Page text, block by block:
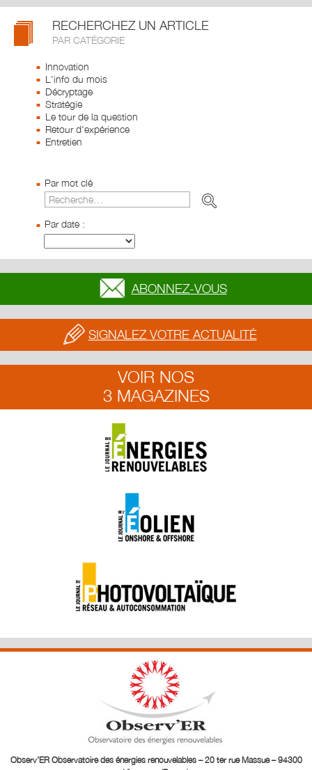
RECHERCHEZ UN ARTICLE
PAR CATÉGORIE
Innovation
L'info du mois
Décryptage
Stratégie
Le tour de la question
Retour d'expérience
Entretien
Par mot clé
Par date :
ABONNEZ-VOUS
SIGNALEZ VOTRE ACTUALITÉ
VOIR NOS
3 MAGAZINES
Observ’ER Observatoire des énergies renouvelables – 20 ter rue Massue – 94300